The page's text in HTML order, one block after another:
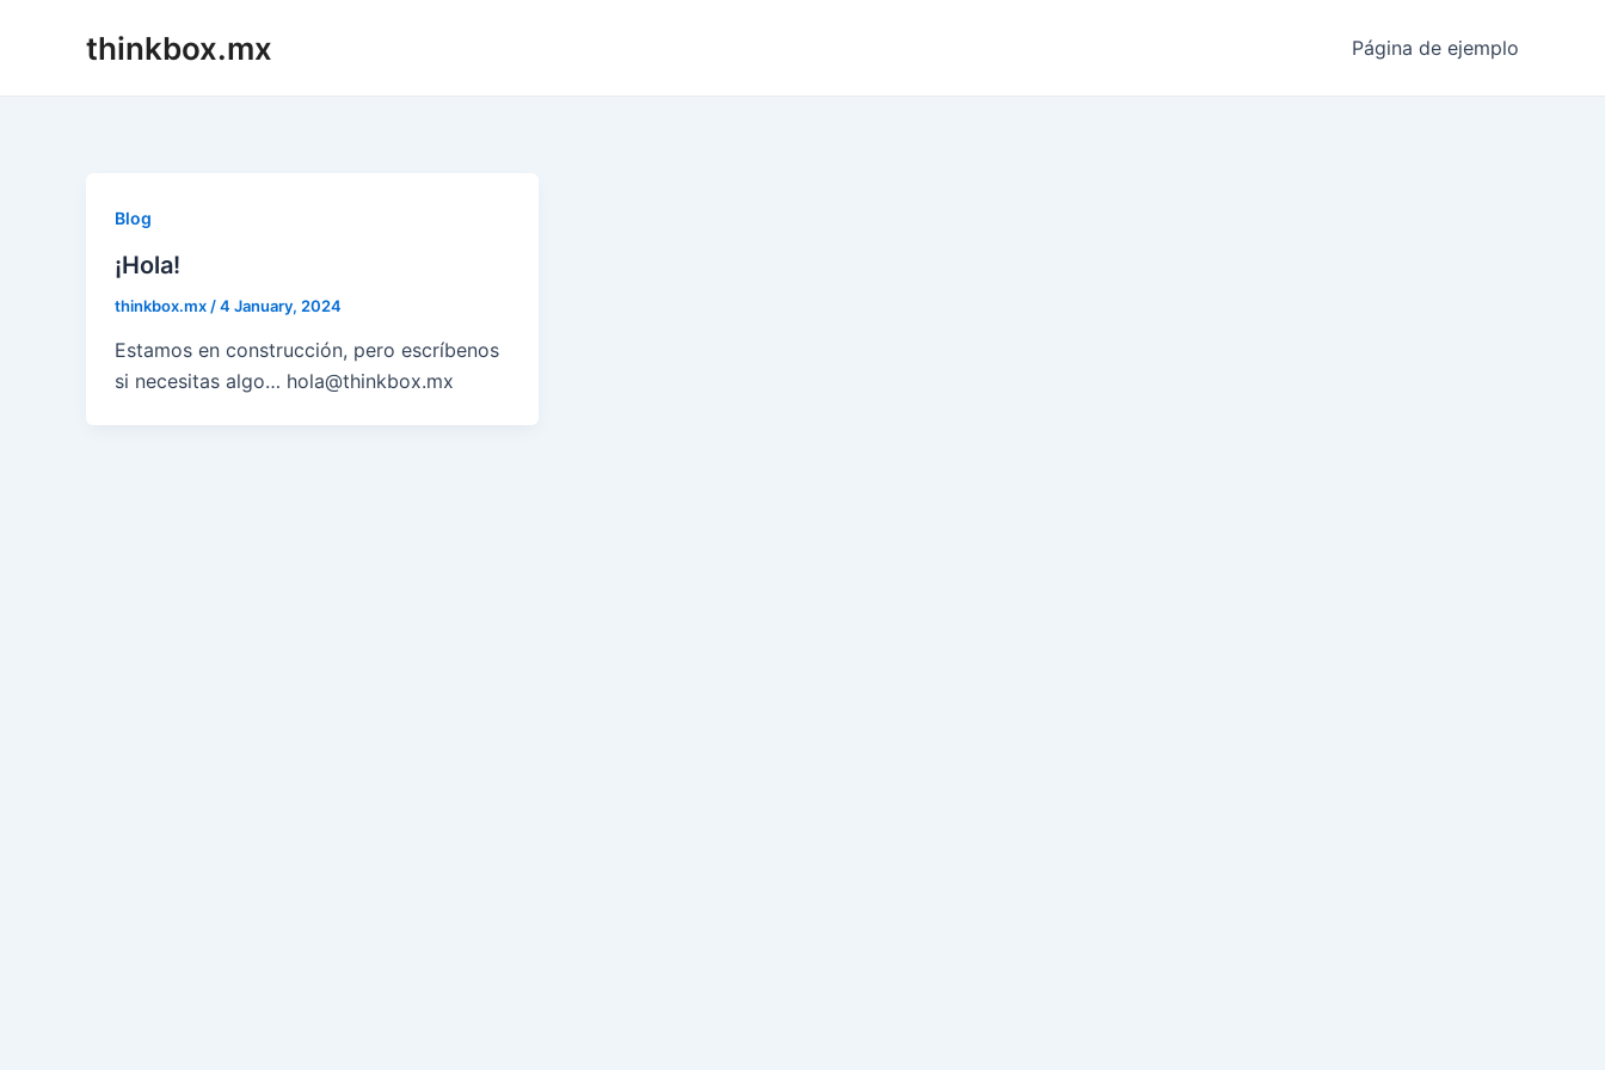
thinkbox.mx Página de ejemplo
Blog
¡Hola!
thinkbox.mx /4 January, 2024
Estamos en construcción, pero escríbenos
si necesitas algo… hola@thinkbox.mx